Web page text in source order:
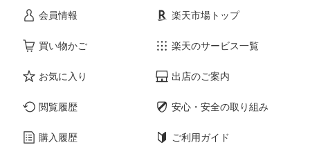
会員情報
買い物かご
お気に入り
閲覧履歴
購入履歴
楽天市場トップ
楽天のサービス一覧
出店のご案内
安心・安全の取り組み
ご利用ガイド